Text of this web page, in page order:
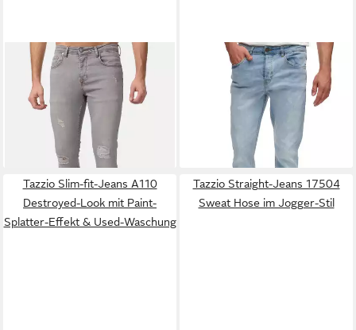
TAZZIOSkinny-fit-Jeans
17514 im Destroyed-Look
29,90 €
Slim-fit-Jeans Denim
A109 Stretch mit Elasthan -
dezenten Destroyed-Details
UVP 39,90 €
Tazzio Slim-fit-Jeans A110
Destroyed-Look mit Paint-
Splatter-Effekt & Used-Waschung
Tazzio Straight-Jeans 17504
Sweat Hose im Jogger-Stil